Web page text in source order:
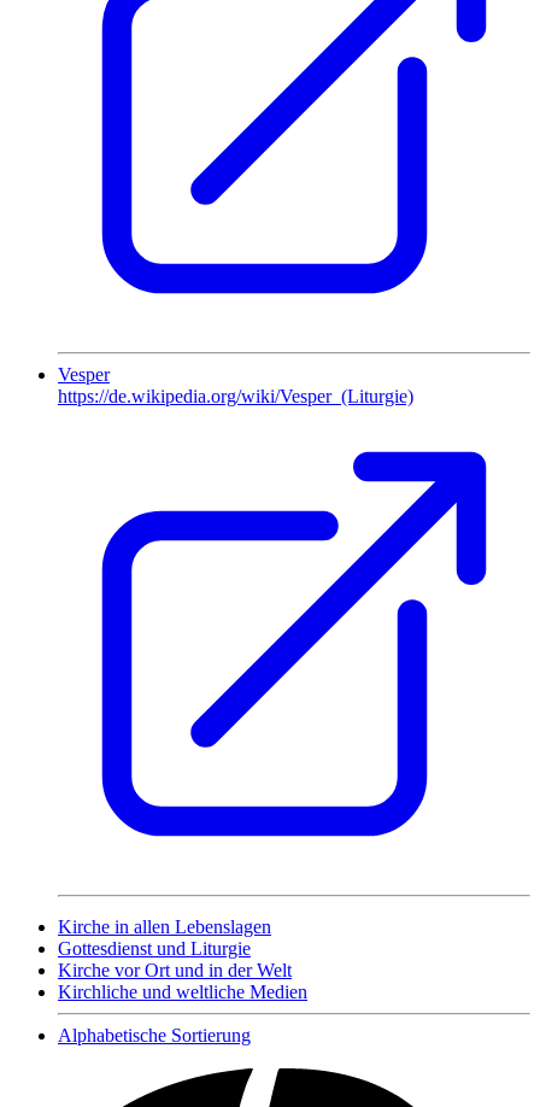
Vesper
https://de.wikipedia.org/wiki/Vesper_(Liturgie)
Kirche in allen Lebenslagen
Gottesdienst und Liturgie
Kirche vor Ort und in der Welt
Kirchliche und weltliche Medien
Alphabetische Sortierung